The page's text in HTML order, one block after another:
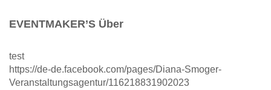
EVENTMAKER’S Über
test
https://de-de.facebook.com/pages/Diana-Smoger-
Veranstaltungsagentur/116218831902023